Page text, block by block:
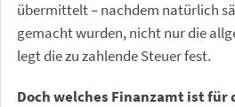
übermittelt – nachdem natürlich
gemacht wurden, nicht nur die
legt die zu zahlende Steuer fest.
Doch welches Finanzamt ist